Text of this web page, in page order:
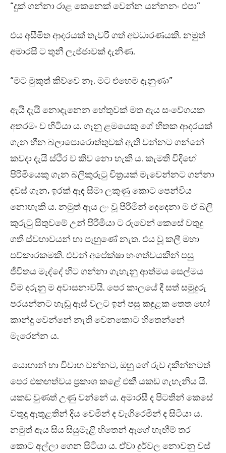
“දුක් ගන්නා රාළ කෙනෙක් වෙන්න යන්නනං එපා”
එය අසීමිත ආදරයක් තැවරී ගත් අවධාරණයකි. නමුත්
අමාරසී ට තුනී ලැජ්ජාවක් දැනිණ.
“මට මුකුත් කිව්වෙ නෑ. මට එහෙම දැනුණා”
ඇයි දැයි නොදැනෙන හේතුවක් මත ඇය සංවේගයක
අතරමං ව හිටියා ය. ගෑනු ළමයෙකු ගේ හිතක ආදරයක්
ගැන හීන බලාපොරොත්තුවක් ඇති වන්නට ගන්නේ
කවදා දැයි ස්ථිර ව කිව නො හැකි ය. කැමති විදිහේ
පිරිමියෙකු ගැන බලිකුරුටු චිත්‍රයක් මැවෙන්නට ගන්නා
දවස් ගැන, ඉරක් ඇඳ සීමා ලකුණු කොට පෙන්විය
නොහැකි ය. නමුත් ඇය ලං වූ පිරිමින් දෙදෙනා ම ඒ බලි
කුරුටු සිතුවමේ උන් පිරිමියා ට රුවෙන් කෙසේ වතුදු
ගති ස්වභාවයන් හා පෑහුණේ නැත. එය වූ කලී මහා
පව්කාරකමකි. එවන් අපේක්ෂා භංගත්වයකින් පසු
ජීවිතය මැද්දේ හිට ගන්නා ගැහැනු ආත්මය සෙල්මය
වීම දරුනු ම අවාසනාවයි. පෙර කාලයේ දී සත් සමුදුරු
පරයන්නට හැඬූ ඇස් වලට ඉන් පසු කඳුළක තෙත හෝ
කාන්දු වෙන්නේ නැති වෙනකොට හිතෙන්නේ
මැරෙන්න ය.
යොහාන් හා විවාහ වන්නට, ඔහු ගේ රුව දකින්නටත්
පෙර එකඟත්වය ප්‍රකාශ කළේ එකී යකඩ ගැහැනිය යි.
යකඩ වුණත් උණු වන්නේ ය. අමාරසී ද පිටතින් කෙසේ
වතුදු ඇතුළතින් දිය වෙමින් ද වැගිරෙමින් ද සිටියා ය.
නමුත් ඇය සිය සියුමැළි හිතෙන් ඇගේ හැඟීම් තර
කොට අල්ලා ගෙන සිටියා ය. ඒවා දුර්වල නොවනු වස්